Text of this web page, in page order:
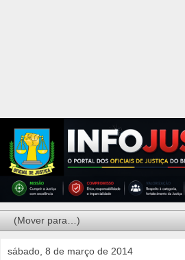
sábado, 8 de março de 2014